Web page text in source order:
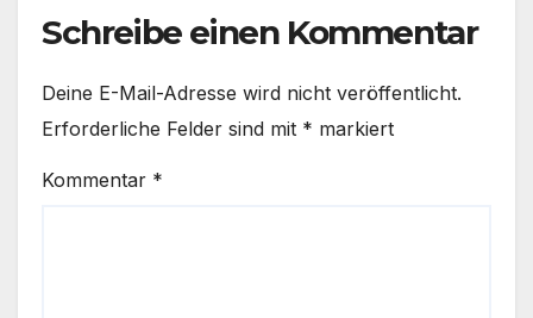
Schreibe einen Kommentar
Deine E-Mail-Adresse wird nicht veröffentlicht.
Erforderliche Felder sind mit * markiert
Kommentar *